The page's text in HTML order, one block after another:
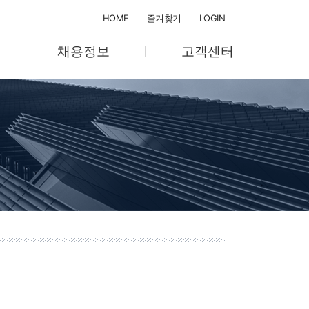
HOME 즐겨찾기 LOGIN
채용정보
교육계획/관리
고객센터
공지사항
온라인 문의